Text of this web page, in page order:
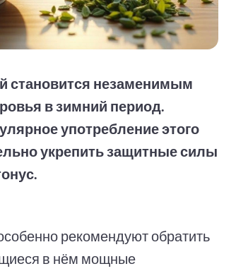
становится незаменимым
в зимний период.
употребление этого
укрепить защитные силы
рекомендуют обратить
в нём мощные